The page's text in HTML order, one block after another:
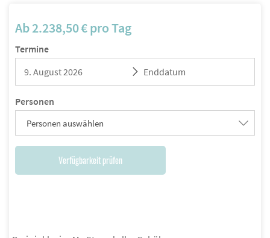
Ab2.238,50€pro Tag
Termine
Personen
Personen auswählen
Verfügbarkeit prüfen